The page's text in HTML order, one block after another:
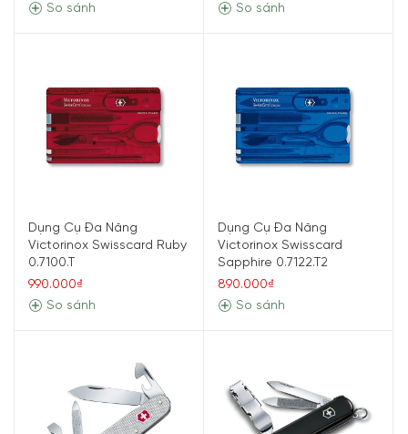
So sánh
So sánh
Dụng Cụ Đa Năng
Victorinox Swisscard Ruby
0.7100.T
990.000₫
So sánh
Dụng Cụ Đa Năng
Victorinox Swisscard
Sapphire 0.7122.T2
890.000₫
So sánh